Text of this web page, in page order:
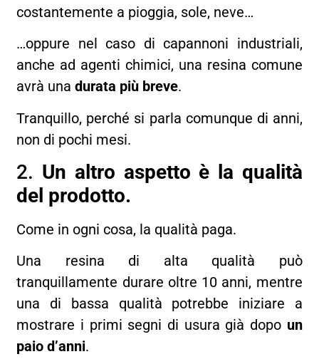
costantemente a pioggia, sole, neve…
…oppure nel caso di capannoni industriali,
anche ad agenti chimici, una resina comune
avrà unadurata più breve.
Tranquillo, perché si parla comunque di anni,
non di pochi mesi.
2. Un altro aspetto è la qualità
del prodotto.
Come in ogni cosa, la qualità paga.
Una resina di alta qualità può
tranquillamente durare oltre 10 anni, mentre
una di bassa qualità potrebbe iniziare a
mostrare i primi segni di usura già dopo un
paio d’anni.